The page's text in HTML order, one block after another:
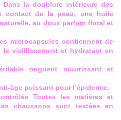
la doublure intérieure des
contact de la peau, une huile
au doux parfum floral et
microcapsules contiennent de
le vieillissement et hydratant en
onguent nourrissant et
âge puissant pour l’épiderme.
Toutes les matières et
chaussons sont testées en